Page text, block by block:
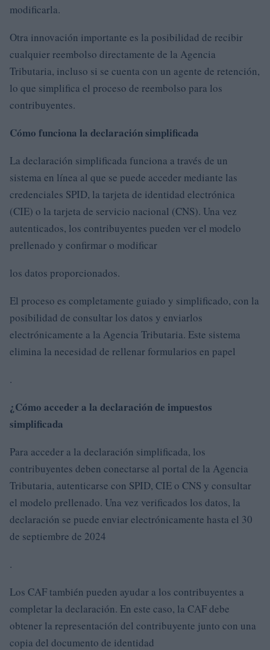
modificarla.
Otra innovación importante es la posibilidad de recibir
cualquier reembolso directamente de la Agencia
Tributaria, incluso si se cuenta con un agente de retención,
lo que simplifica el proceso de reembolso para los
contribuyentes.
Cómo funciona la declaración simplificada
La declaración simplificada funciona a través de un
sistema en línea al que se puede acceder mediante las
credenciales SPID, la tarjeta de identidad electrónica
(CIE) o la tarjeta de servicio nacional (CNS). Una vez
autenticados, los contribuyentes pueden ver el modelo
prellenado y confirmar o modificar
los datos proporcionados.
El proceso es completamente guiado y simplificado, con la
posibilidad de consultar los datos y enviarlos
electrónicamente a la Agencia Tributaria. Este sistema
elimina la necesidad de rellenar formularios en papel
.
¿Cómo acceder a la declaración de impuestos
simplificada
Para acceder a la declaración simplificada, los
contribuyentes deben conectarse al portal de la Agencia
Tributaria, autenticarse con SPID, CIE o CNS y consultar
el modelo prellenado. Una vez verificados los datos, la
declaración se puede enviar electrónicamente hasta el 30
de septiembre de 2024
.
Los CAF también pueden ayudar a los contribuyentes a
completar la declaración. En este caso, la CAF debe
obtener la representación del contribuyente junto con una
copia del documento de identidad